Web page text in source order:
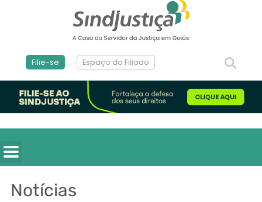
Filie-se Espaço do Filiado
Notícias